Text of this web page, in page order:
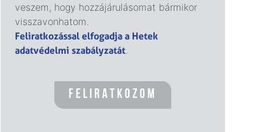
veszem, hogy hozzájárulásomat bármikor
visszavonhatom.
Feliratkozással elfogadja a Hetek
adatvédelmi szabályzatát.